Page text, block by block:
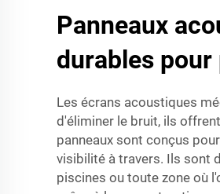
Panneaux
durables
Les écrans acoustiques
d'éliminer le bruit, ils
panneaux sont conçus
visibilité à travers. Ils sont
piscines ou toute zone où